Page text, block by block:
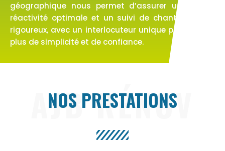
géographique nous permet d’assurer une
réactivité optimale et un suivi de chantier
rigoureux, avec un interlocuteur unique pour
plus de simplicité et de confiance.
AJB RÉNOV
NOS PRESTATIONS